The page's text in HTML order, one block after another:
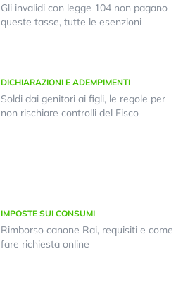
Gli invalidi con legge 104 non pagano
queste tasse, tutte le esenzioni
DICHIARAZIONI E ADEMPIMENTI
Soldi dai genitori ai figli, le regole per
non rischiare controlli del Fisco
IMPOSTE SUI CONSUMI
Rimborso canone Rai, requisiti e come
fare richiesta online